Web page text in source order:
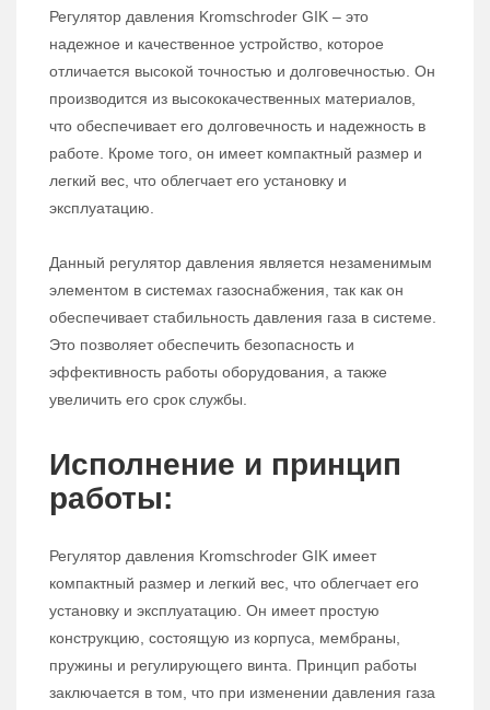
Регулятор давления Kromschroder GIK – это
надежное и качественное устройство, которое
отличается высокой точностью и долговечностью. Он
производится из высококачественных материалов,
что обеспечивает его долговечность и надежность в
работе. Кроме того, он имеет компактный размер и
легкий вес, что облегчает его установку и
эксплуатацию.
Данный регулятор давления является незаменимым
элементом в системах газоснабжения, так как он
обеспечивает стабильность давления газа в системе.
Это позволяет обеспечить безопасность и
эффективность работы оборудования, а также
увеличить его срок службы.
Исполнение и принцип
работы:
Регулятор давления Kromschroder GIK имеет
компактный размер и легкий вес, что облегчает его
установку и эксплуатацию. Он имеет простую
конструкцию, состоящую из корпуса, мембраны,
пружины и регулирующего винта. Принцип работы
заключается в том, что при изменении давления газа